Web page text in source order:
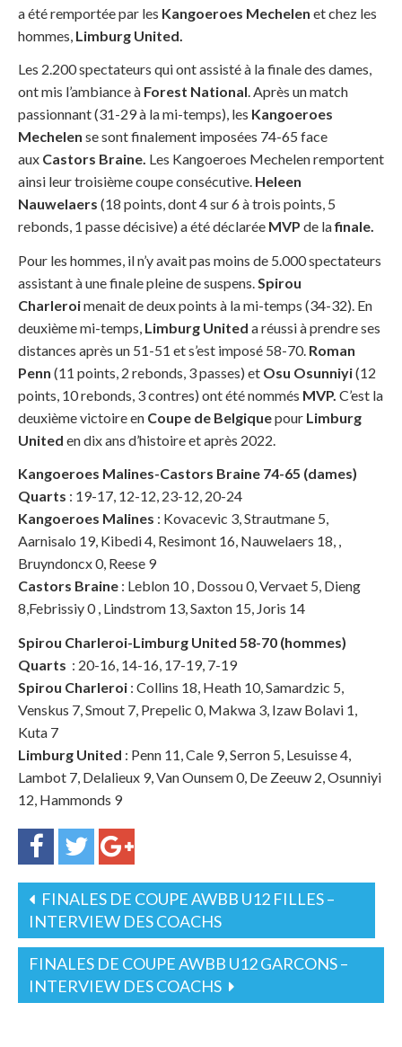
a été remportée par les Kangoeroes Mechelen et chez les
hommes, Limburg United.
Les 2.200 spectateurs qui ont assisté à la finale des dames,
ont mis l’ambiance à Forest National. Après un match
passionnant (31-29 à la mi-temps), les Kangoeroes
Mechelen se sont finalement imposées 74-65 face
aux Castors Braine. Les Kangoeroes Mechelen remportent
ainsi leur troisième coupe consécutive. Heleen
Nauwelaers (18 points, dont 4 sur 6 à trois points, 5
rebonds, 1 passe décisive) a été déclarée MVP de lafinale.
Pour les hommes, il n’y avait pas moins de 5.000 spectateurs
assistant à une finale pleine de suspens. Spirou
Charleroimenait de deux points à la mi-temps (34-32). En
deuxième mi-temps, Limburg United a réussi à prendre ses
distances après un 51-51 et s’est imposé 58-70. Roman
Penn (11 points, 2 rebonds, 3 passes) et Osu Osunniyi(12
points, 10 rebonds, 3 contres) ont été nommés MVP. C’est la
deuxième victoire en Coupe de Belgiquepour Limburg
United en dix ans d’histoire et après 2022.
Kangoeroes Malines-Castors Braine 74-65 (dames)
Quarts : 19-17, 12-12, 23-12, 20-24
Kangoeroes Malines : Kovacevic 3, Strautmane 5,
Aarnisalo 19, Kibedi 4, Resimont 16, Nauwelaers 18, ,
Bruyndoncx 0, Reese 9
Castors Braine : Leblon 10 , Dossou 0, Vervaet 5, Dieng
8,Febrissiy 0 , Lindstrom 13, Saxton 15, Joris 14
Spirou Charleroi-Limburg United 58-70 (hommes)
Quarts : 20-16, 14-16, 17-19, 7-19
Spirou Charleroi : Collins 18, Heath 10, Samardzic 5,
Venskus 7, Smout 7, Prepelic 0, Makwa 3, Izaw Bolavi 1,
Kuta 7
Limburg United : Penn 11, Cale 9, Serron 5, Lesuisse 4,
Lambot 7, Delalieux 9, Van Ounsem 0, De Zeeuw 2, Osunniyi
12, Hammonds 9
FINALES DE COUPE AWBB U12 FILLES –
INTERVIEW DES COACHS
FINALES DE COUPE AWBB U12 GARCONS –
INTERVIEW DES COACHS